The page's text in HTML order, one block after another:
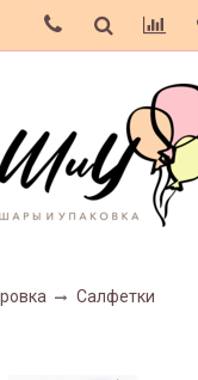
Салфетки